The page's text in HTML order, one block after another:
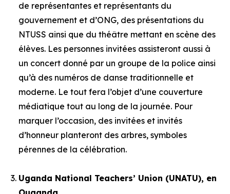
de représentantes et représentants du
gouvernement et d’ONG, des présentations du
NTUSS ainsi que du théâtre mettant en scène des
élèves. Les personnes invitées assisteront aussi à
un concert donné par un groupe de la police ainsi
qu’à des numéros de danse traditionnelle et
moderne. Le tout fera l’objet d’une couverture
médiatique tout au long de la journée. Pour
marquer l’occasion, des invitées et invités
d’honneur planteront des arbres, symboles
pérennes de la célébration.
Uganda National Teachers’ Union (UNATU), en